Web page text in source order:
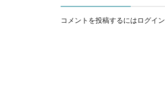
コメントを投稿するにはログイン